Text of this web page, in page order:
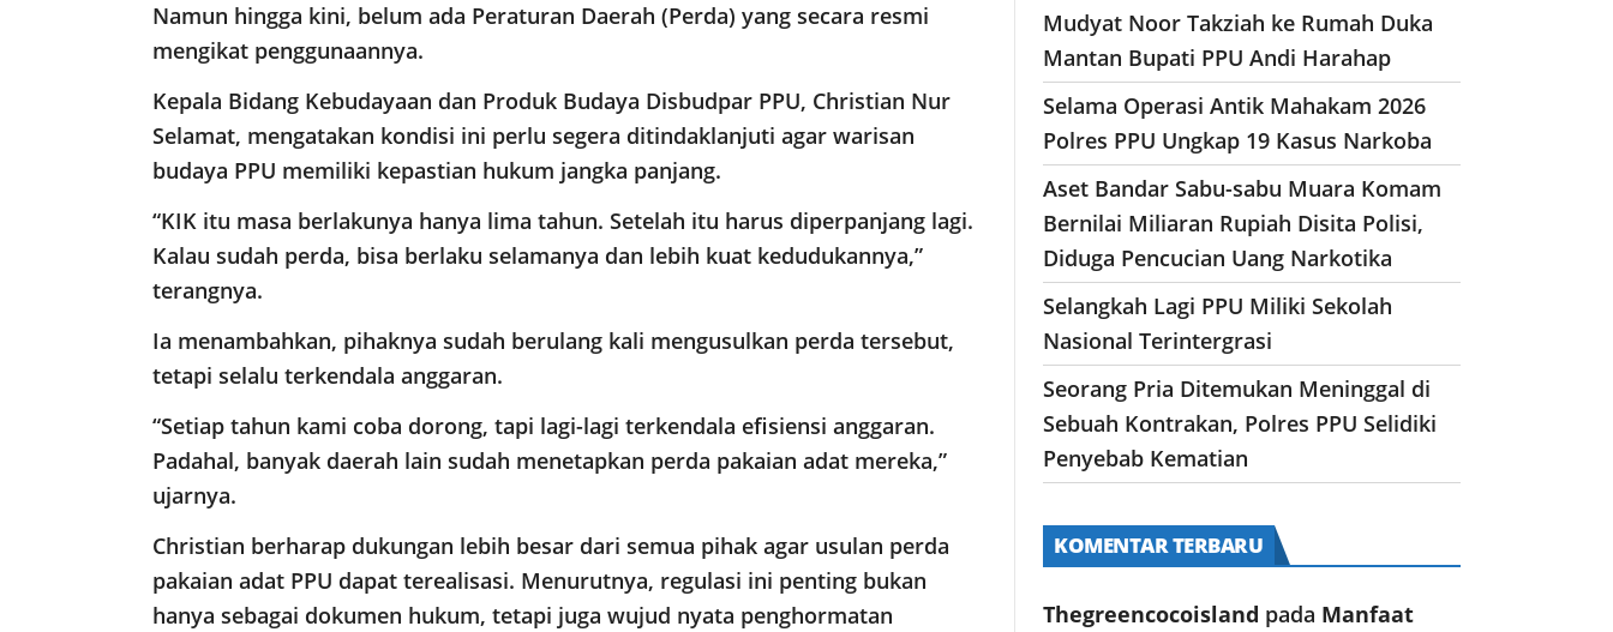
Namun hingga kini, belum ada Peraturan Daerah (Perda) yang secara resmi
mengikat penggunaannya.
Kepala Bidang Kebudayaan dan Produk Budaya Disbudpar PPU, Christian Nur
Selamat, mengatakan kondisi ini perlu segera ditindaklanjuti agar warisan
budaya PPU memiliki kepastian hukum jangka panjang.
“KIK itu masa berlakunya hanya lima tahun. Setelah itu harus diperpanjang lagi.
Kalau sudah perda, bisa berlaku selamanya dan lebih kuat kedudukannya,”
terangnya.
Ia menambahkan, pihaknya sudah berulang kali mengusulkan perda tersebut,
tetapi selalu terkendala anggaran.
“Setiap tahun kami coba dorong, tapi lagi-lagi terkendala efisiensi anggaran.
Padahal, banyak daerah lain sudah menetapkan perda pakaian adat mereka,”
ujarnya.
Christian berharap dukungan lebih besar dari semua pihak agar usulan perda
pakaian adat PPU dapat terealisasi. Menurutnya, regulasi ini penting bukan
hanya sebagai dokumen hukum, tetapi juga wujud nyata penghormatan
Mudyat Noor Takziah ke Rumah Duka
Mantan Bupati PPU Andi Harahap
Selama Operasi Antik Mahakam 2026
Polres PPU Ungkap 19 Kasus Narkoba
Aset Bandar Sabu-sabu Muara Komam
Bernilai Miliaran Rupiah Disita Polisi,
Diduga Pencucian Uang Narkotika
Selangkah Lagi PPU Miliki Sekolah
Nasional Terintergrasi
Seorang Pria Ditemukan Meninggal di
Sebuah Kontrakan, Polres PPU Selidiki
Penyebab Kematian
KOMENTAR TERBARU
Thegreencocoisland pada Manfaat